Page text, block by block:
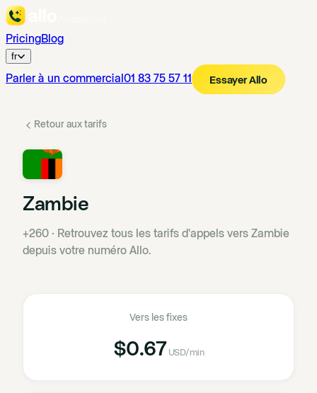
PricingBlog
fr
Parler à un commercial 01 83 75 57 11 Essayer Allo
Retour aux tarifs
Zambie
+260 · Retrouvez tous les tarifs d'appels vers Zambie
depuis votre numéro Allo.
Vers les fixes
$0.67 USD/min